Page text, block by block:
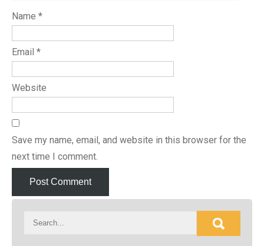
Name *
Email *
Website
Save my name, email, and website in this browser for the
next time I comment.